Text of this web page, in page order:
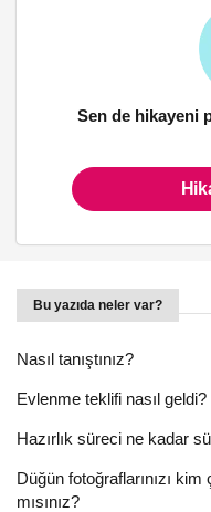
Sen de hikayeni
Bu yazıda neler var?
Nasıl tanıştınız?
Evlenme teklifi nasıl geldi?
Hazırlık süreci ne kadar
Düğün fotoğraflarınızı
mısınız?